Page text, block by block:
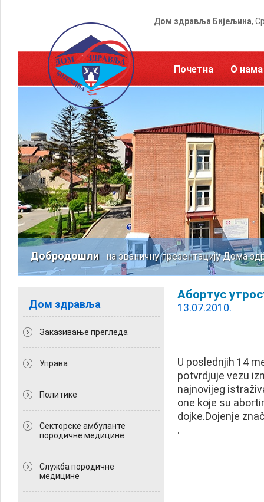
Дом здравља Бијељина,
Почетна О нама
Добродошлина званичну презентацију Дома
Дом здравља
Заказивање прегледа
Управа
Политикe
Секторске амбуланте
породичне медицине
Служба породичне
медицине
Абортус
13.07.2010.
U poslednjih 14
potvrdjuje vezu
najnovijeg
one koje su
dojke.Dojenje
.